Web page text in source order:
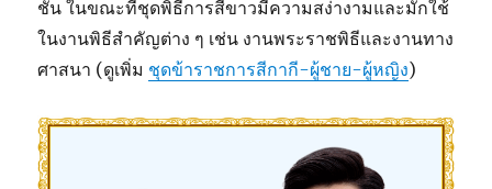
ชั้น ในขณะที่ชุดพิธีการสีขาวมีความสง่างามและมักใช้
ในงานพิธีสำคัญต่าง ๆ เช่น งานพระราชพิธีและงานทาง
ศาสนา (ดูเพิ่ม ชุดข้าราชการสีกากี-ผู้ชาย-ผู้หญิง)